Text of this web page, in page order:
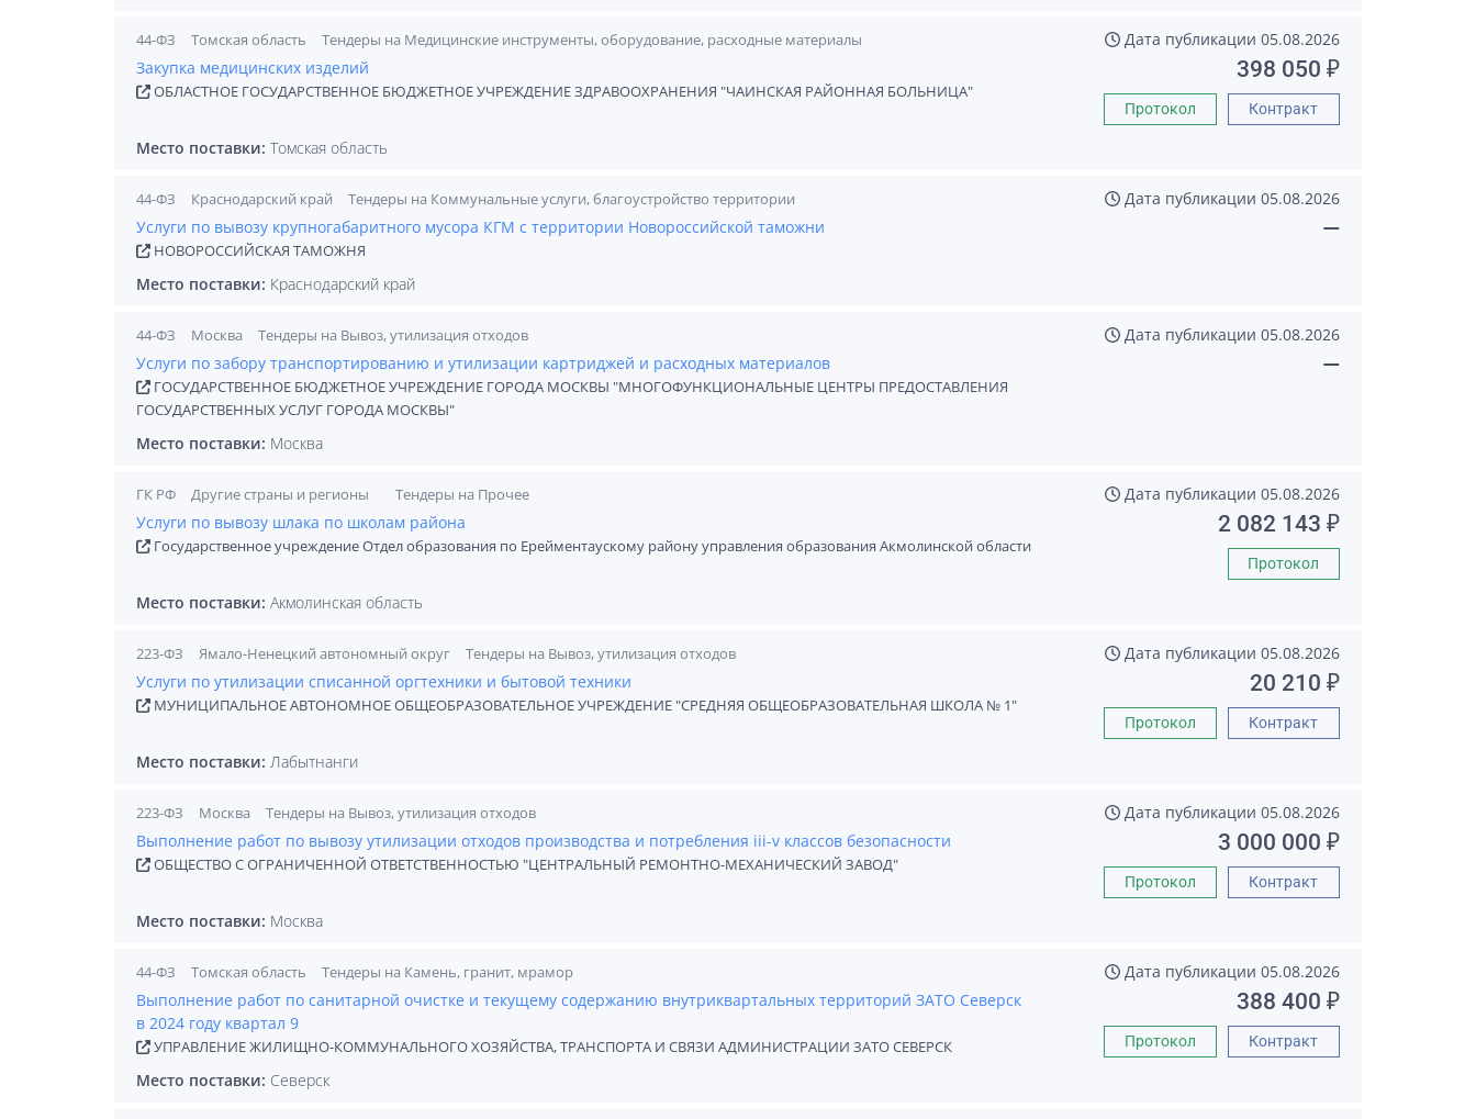
44-ФЗ Томская область Тендеры на Медицинские инструменты, оборудование, расходные материалы Дата публикации 05.08.2026
Закупка медицинских изделий
ОБЛАСТНОЕ ГОСУДАРСТВЕННОЕ БЮДЖЕТНОЕ УЧРЕЖДЕНИЕ ЗДРАВООХРАНЕНИЯ "ЧАИНСКАЯ РАЙОННАЯ БОЛЬНИЦА"
398 050 ₽
Протокол Контракт
Место поставки: Томская область
44-ФЗ Краснодарский край Тендеры на Коммунальные услуги, благоустройство территории Дата публикации 05.08.2026
Услуги по вывозу крупногабаритного мусора КГМ с территории Новороссийской таможни
НОВОРОССИЙСКАЯ ТАМОЖНЯ
—
Место поставки: Краснодарский край
44-ФЗ Москва Тендеры на Вывоз, утилизация отходов Дата публикации 05.08.2026
Услуги по забору транспортированию и утилизации картриджей и расходных материалов
ГОСУДАРСТВЕННОЕ БЮДЖЕТНОЕ УЧРЕЖДЕНИЕ ГОРОДА МОСКВЫ "МНОГОФУНКЦИОНАЛЬНЫЕ ЦЕНТРЫ ПРЕДОСТАВЛЕНИЯ
ГОСУДАРСТВЕННЫХ УСЛУГ ГОРОДА МОСКВЫ"
—
Место поставки: Москва
ГК РФ Другие страны и регионы Тендеры на Прочее Дата публикации 05.08.2026
Услуги по вывозу шлака по школам района
Государственное учреждение Отдел образования по Ерейментаускому району управления образования Акмолинской области
2 082 143 ₽
Протокол
Место поставки: Акмолинская область
223-ФЗ Ямало-Ненецкий автономный округ Тендеры на Вывоз, утилизация отходов Дата публикации 05.08.2026
Услуги по утилизации списанной оргтехники и бытовой техники
МУНИЦИПАЛЬНОЕ АВТОНОМНОЕ ОБЩЕОБРАЗОВАТЕЛЬНОЕ УЧРЕЖДЕНИЕ "СРЕДНЯЯ ОБЩЕОБРАЗОВАТЕЛЬНАЯ ШКОЛА № 1"
20 210 ₽
Протокол Контракт
Место поставки: Лабытнанги
223-ФЗ Москва Тендеры на Вывоз, утилизация отходов Дата публикации 05.08.2026
Выполнение работ по вывозу утилизации отходов производства и потребления iii-v классов безопасности
ОБЩЕСТВО С ОГРАНИЧЕННОЙ ОТВЕТСТВЕННОСТЬЮ "ЦЕНТРАЛЬНЫЙ РЕМОНТНО-МЕХАНИЧЕСКИЙ ЗАВОД"
3 000 000 ₽
Протокол Контракт
Место поставки: Москва
44-ФЗ Томская область Тендеры на Камень, гранит, мрамор Дата публикации 05.08.2026
Выполнение работ по санитарной очистке и текущему содержанию внутриквартальных территорий ЗАТО Северск
в 2024 году квартал 9
УПРАВЛЕНИЕ ЖИЛИЩНО-КОММУНАЛЬНОГО ХОЗЯЙСТВА, ТРАНСПОРТА И СВЯЗИ АДМИНИСТРАЦИИ ЗАТО СЕВЕРСК
388 400 ₽
Протокол Контракт
Место поставки: Северск